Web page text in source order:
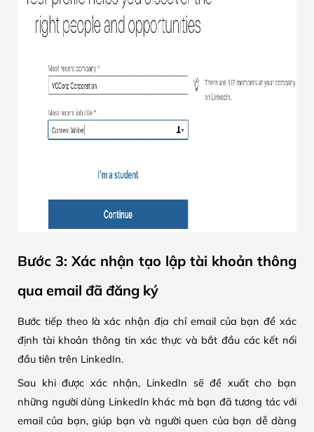
Bước 3: Xác nhận tạo lập tài khoản thông
qua email đã đăng ký
Bước tiếp theo là xác nhận địa chỉ email của bạn để xác
định tài khoản thông tin xác thực và bắt đầu các kết nối
đầu tiên trên LinkedIn.
Sau khi được xác nhận, LinkedIn sẽ đề xuất cho bạn
những người dùng LinkedIn khác mà bạn đã tương tác với
email của bạn, giúp bạn và người quen của bạn dễ dàng